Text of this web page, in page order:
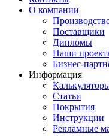
О компании
Поставщики
Дипломы
Наши
Бизнес-
Информация
Статьи
Покрытия
Инструкции
Рекламные